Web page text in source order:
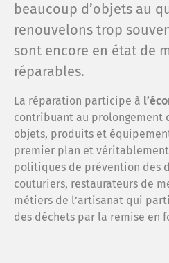
beaucoup d’objets au
renouvelons trop
sont encore en état de
réparables.
La réparation participe à
contribuant au prolongement
objets, produits et
premier plan et
politiques de prévention des
couturiers, restaurateurs de
métiers de l’artisanat qui
des déchets par la remise en